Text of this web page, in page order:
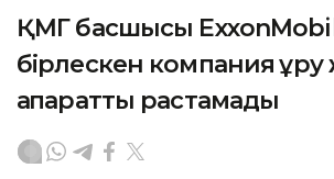
ҚМГ басшысы
бірлескен компания құру
ақпаратты растамады